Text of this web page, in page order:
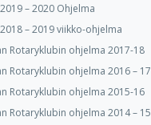
– 2020 Ohjelma
– 2019 viikko-ohjelma
Rotaryklubin ohjelma 2017-18
Rotaryklubin ohjelma 2016 – 17
Rotaryklubin ohjelma 2015-16
Rotaryklubin ohjelma 2014 – 15